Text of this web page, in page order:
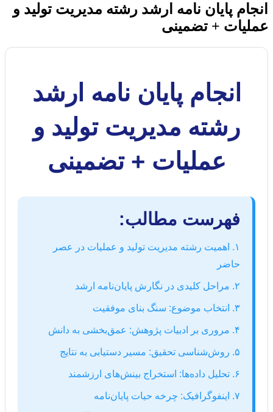
انجام پایان نامه ارشد رشته مدیریت تولید و
عملیات + تضمینی
انجام پایان نامه ارشد
رشته مدیریت تولید و
عملیات + تضمینی
فهرست مطالب:
۱. اهمیت رشته مدیریت تولید و عملیات در عصر
حاضر
۲. مراحل کلیدی در نگارش پایان‌نامه ارشد
۳. انتخاب موضوع: سنگ بنای موفقیت
۴. مروری بر ادبیات پژوهش: عمق‌بخشی به دانش
۵. روش‌شناسی تحقیق: مسیر دستیابی به نتایج
۶. تحلیل داده‌ها: استخراج بینش‌های ارزشمند
۷. اینفوگرافیک: چرخه حیات پایان‌نامه